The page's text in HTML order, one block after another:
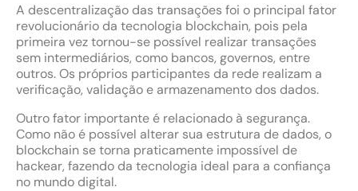
A descentralização das transações foi o principal fator
revolucionário da tecnologia blockchain, pois pela
primeira vez tornou-se possível realizar transações
sem intermediários, como bancos, governos, entre
outros. Os próprios participantes da rede realizam a
verificação, validação e armazenamento dos dados.
Outro fator importante é relacionado à segurança.
Como não é possível alterar sua estrutura de dados, o
blockchain se torna praticamente impossível de
hackear, fazendo da tecnologia ideal para a confiança
no mundo digital.